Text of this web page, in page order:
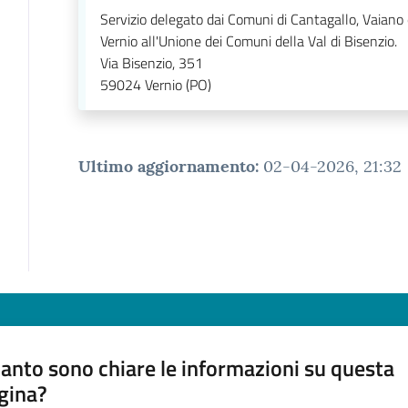
Servizio delegato dai Comuni di Cantagallo, Vaiano
Vernio all'Unione dei Comuni della Val di Bisenzio.
Via Bisenzio, 351
59024Vernio (PO)
Ultimo aggiornamento: 02-04-2026, 21:32
sono chiare le informazioni su questa